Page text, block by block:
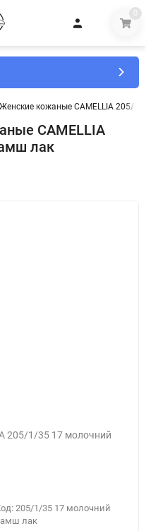
0
кожаные CAMELLIA 205/
CAMELLIA
лак
205/1/35 17 молочний
205/1/35 17 молочний
лак